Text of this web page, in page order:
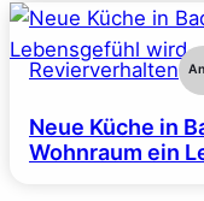
Revierverhalten
Neue Küche in
Wohnraum ein